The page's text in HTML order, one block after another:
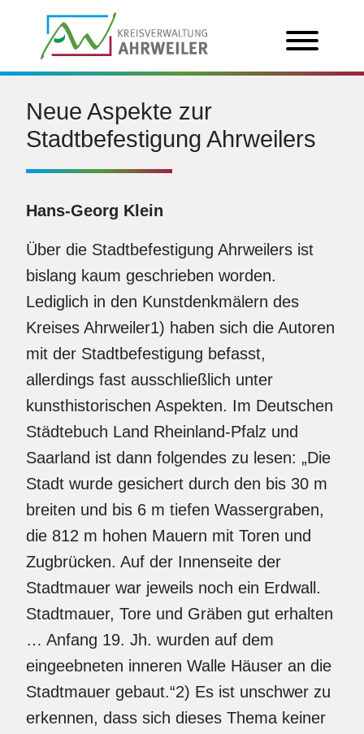
Neue Aspekte zur
Stadtbefestigung Ahrweilers
Hans-Georg Klein
Über die Stadtbefestigung Ahrweilers ist
bislang kaum geschrieben worden.
Lediglich in den Kunstdenkmälern des
Kreises Ahrweiler1) haben sich die Autoren
mit der Stadtbefestigung befasst,
allerdings fast ausschließlich unter
kunsthistorischen Aspekten. Im Deutschen
Städtebuch Land Rheinland-Pfalz und
Saarland ist dann folgendes zu lesen: „Die
Stadt wurde gesichert durch den bis 30 m
breiten und bis 6 m tiefen Wassergraben,
die 812 m hohen Mauern mit Toren und
Zugbrücken. Auf der Innenseite der
Stadtmauer war jeweils noch ein Erdwall.
Stadtmauer, Tore und Gräben gut erhalten
… Anfang 19. Jh. wurden auf dem
eingeebneten inneren Walle Häuser an die
Stadtmauer gebaut.“2) Es ist unschwer zu
erkennen, dass sich dieses Thema keiner